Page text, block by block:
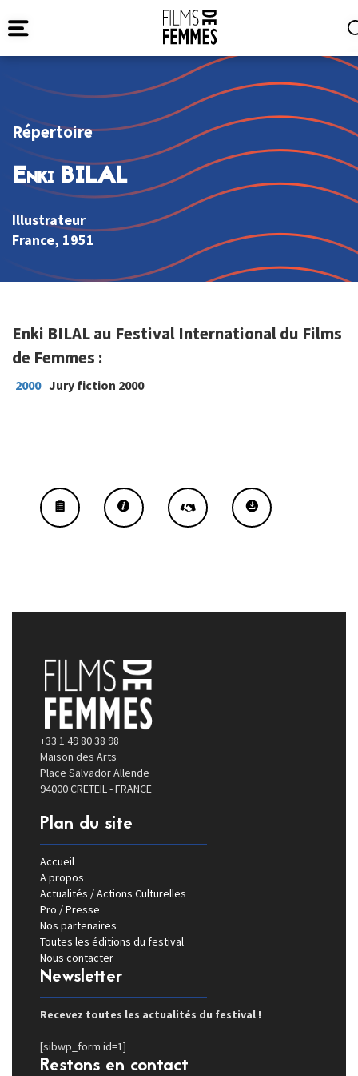
Répertoire
Enki BILAL
Illustrateur
France, 1951
Enki BILAL au Festival International du Films
de Femmes :
2000 Jury fiction 2000
+33 1 49 80 38 98
Maison des Arts
Place Salvador Allende
94000 CRETEIL - FRANCE
Plan du site
Accueil
A propos
Actualités / Actions Culturelles
Pro / Presse
Nos partenaires
Toutes les éditions du festival
Nous contacter
Newsletter
Recevez toutes les actualités du festival !
[sibwp_form id=1]
Restons en contact